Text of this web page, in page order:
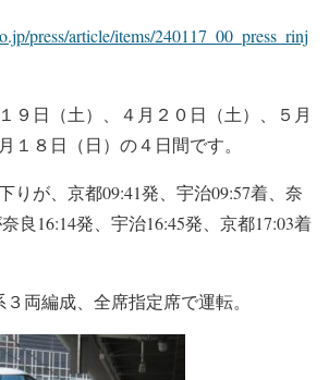
press/article/items/240117_00_press_rinj
９日（土）、４月２０日（土）、５月
１８日（日）の４日間です。
りが、京都09:41発、宇治09:57着、奈
良16:14発、宇治16:45発、京都17:03着
両編成、全席指定席で運転。